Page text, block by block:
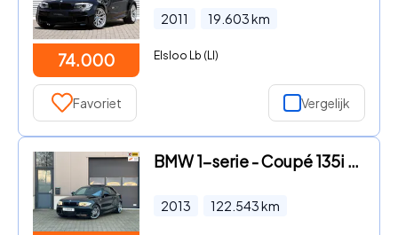
74.000
2011 19.603km
Elsloo Lb (LI)
Favoriet Vergelijk
BMW 1-serie - Coupé 135i M performance
2013 122.543km